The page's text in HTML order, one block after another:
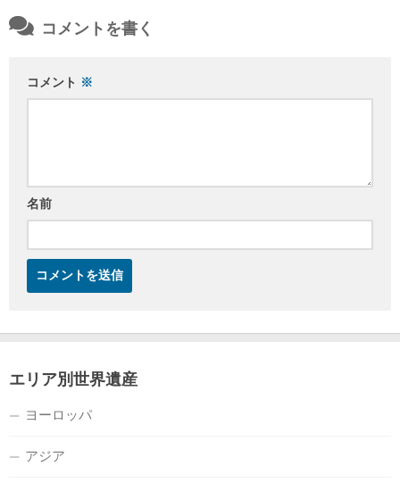
コメントを書く
コメント ※
名前
エリア別世界遺産
ヨーロッパ
アジア